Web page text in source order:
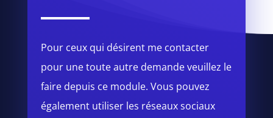
Pour ceux qui désirent me contacter
pour une toute autre demande veuillez le
faire depuis ce module.Vous pouvez
également utiliser les réseaux sociaux